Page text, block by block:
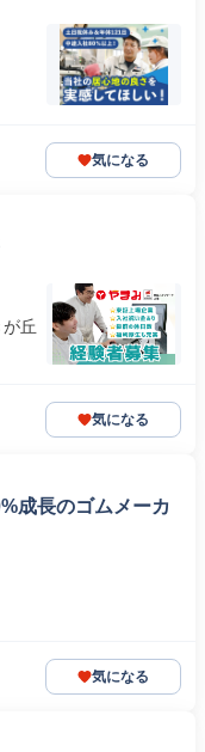
気になる
丘
気になる
成長のゴムメーカ
気になる